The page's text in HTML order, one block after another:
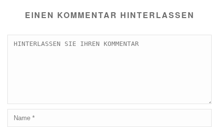
EINEN KOMMENTAR HINTERLASSEN